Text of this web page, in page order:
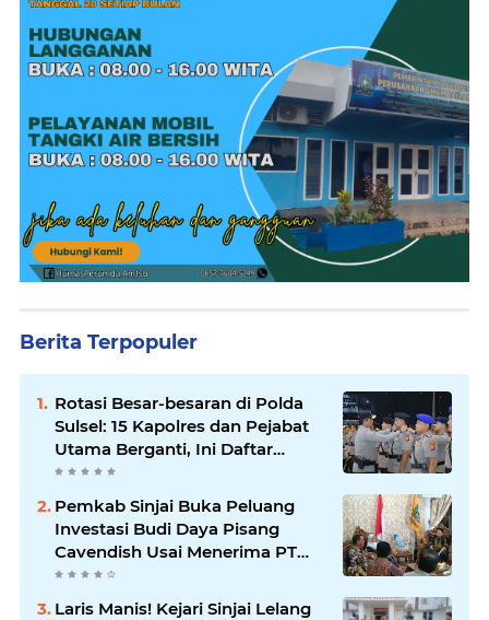
Berita Terpopuler
Rotasi Besar-besaran di Polda
Sulsel: 15 Kapolres dan Pejabat
Utama Berganti, Ini Daftar
Lengkapnya
Pemkab Sinjai Buka Peluang
Investasi Budi Daya Pisang
Cavendish Usai Menerima PT
GGF
Laris Manis! Kejari Sinjai Lelang